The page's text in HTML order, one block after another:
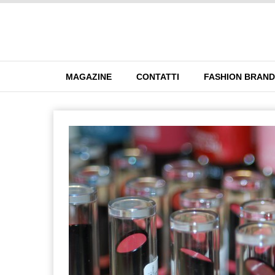
MAGAZINE CONTATTI FASHION